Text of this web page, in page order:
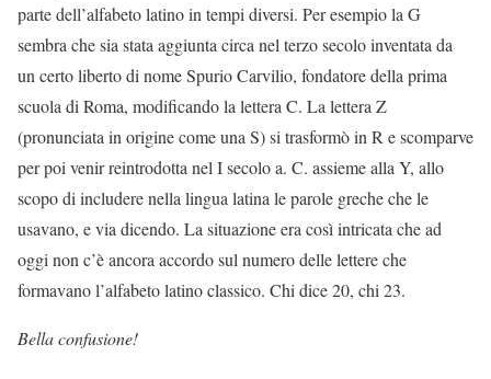
parte dell’alfabeto latino in tempi diversi. Per esempio la G
sembra che sia stata aggiunta circa nel terzo secolo inventata da
un certo liberto di nome Spurio Carvilio, fondatore della prima
scuola di Roma, modificando la lettera C. La lettera Z
(pronunciata in origine come una S) si trasformò in R e scomparve
per poi venir reintrodotta nel I secolo a. C. assieme alla Y, allo
scopo di includere nella lingua latina le parole greche che le
usavano, e via dicendo. La situazione era così intricata che ad
oggi non c’è ancora accordo sul numero delle lettere che
formavano l’alfabeto latino classico. Chi dice 20, chi 23.
Bella confusione!